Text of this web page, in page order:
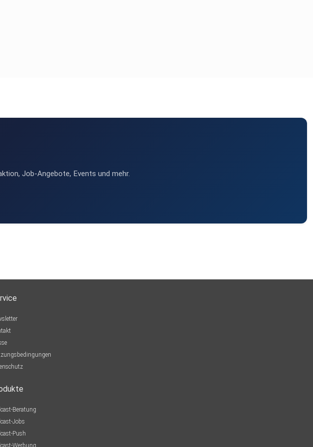
Job-Angebote, Events und mehr.
Beratung
Jobs
Push
Werbung